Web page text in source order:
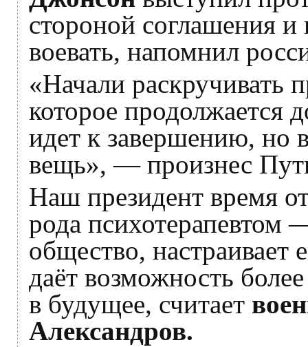
стороной соглашения
воевать, напомнил
«Начали раскручивать
которое продолжается
идет к завершению, но
вещь», — произнес
Наш президент время
рода психотерапевтом
общество, настраивает
даёт возможность
в будущее, считает
Александров.